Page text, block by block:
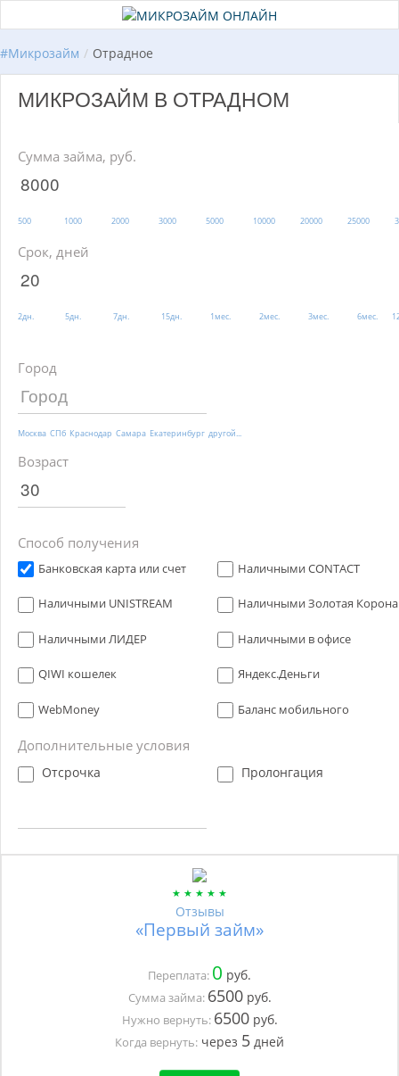
#Микрозайм / Отрадное
МИКРОЗАЙМ В ОТРАДНОМ
Сумма займа, руб.
500 1000 2000 3000 5000 10000 20000 25000
Срок, дней
2дн. 5дн. 7дн. 15дн. 1мес. 2мес. 3мес. 6мес.
Город
Москва СПб Краснодар Самара Екатеринбург другой...
Возраст
Способ получения
Банковская карта или счет Наличными CONTACT
Наличными UNISTREAM Наличными Золотая Корона
Наличными ЛИДЕР Наличными в офисе
QIWI кошелек Яндекс.Деньги
WebMoney Баланс мобильного
Дополнительные условия
Отсрочка Пролонгация
Отзывы
«Первый займ»
Переплата: 0 руб.
Сумма займа: 6500руб.
Нужно вернуть: 6500руб.
Когда вернуть: через 5 дней